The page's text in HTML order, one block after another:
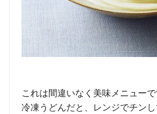
これは間違いなく美味メニューで
冷凍うどんだと、レンジでチン